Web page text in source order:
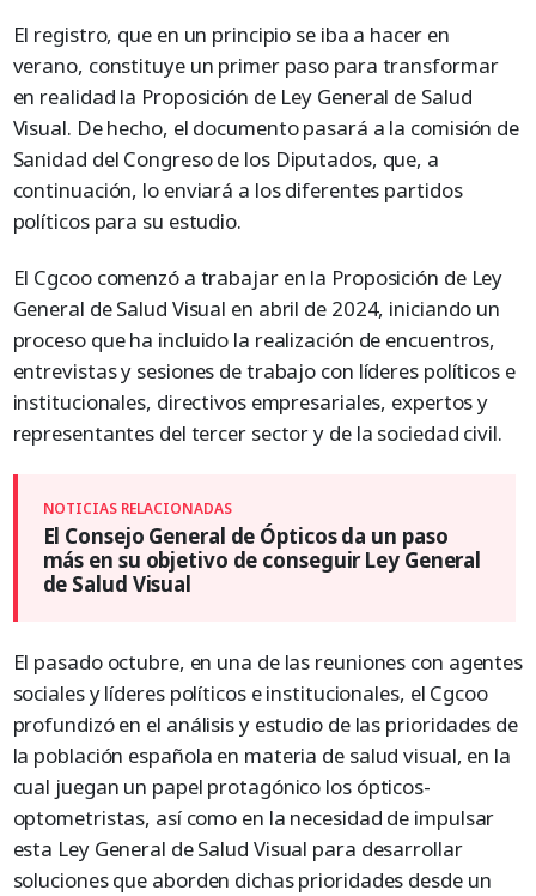
El registro, que en un principio se iba a hacer en
verano, constituye un primer paso para transformar
en realidad la Proposición de Ley General de Salud
Visual. De hecho, el documento pasará a la comisión de
Sanidad del Congreso de los Diputados, que, a
continuación, lo enviará a los diferentes partidos
políticos para su estudio.
El Cgcoo comenzó a trabajar en la Proposición de Ley
General de Salud Visual en abril de 2024, iniciando un
proceso que ha incluido la realización de encuentros,
entrevistas y sesiones de trabajo con líderes políticos e
institucionales, directivos empresariales, expertos y
representantes del tercer sector y de la sociedad civil.
El Consejo General de Ópticos da un paso
más en su objetivo de conseguir Ley General
de Salud Visual
El pasado octubre, en una de las reuniones con agentes
sociales y líderes políticos e institucionales, el Cgcoo
profundizó en el análisis y estudio de las prioridades de
la población española en materia de salud visual, en la
cual juegan un papel protagónico los ópticos-
optometristas, así como en la necesidad de impulsar
esta Ley General de Salud Visual para desarrollar
soluciones que aborden dichas prioridades desde un